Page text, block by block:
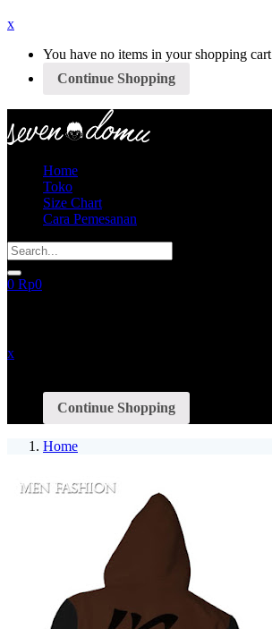
x
You have no items in your shopping cart
Continue Shopping
Home
Toko
Size Chart
Cara Pemesanan
0 Rp0
x
Continue Shopping
Home